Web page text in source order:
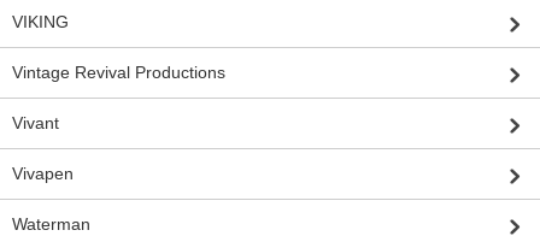
VIKING
Vintage Revival Productions
Vivant
Vivapen
Waterman